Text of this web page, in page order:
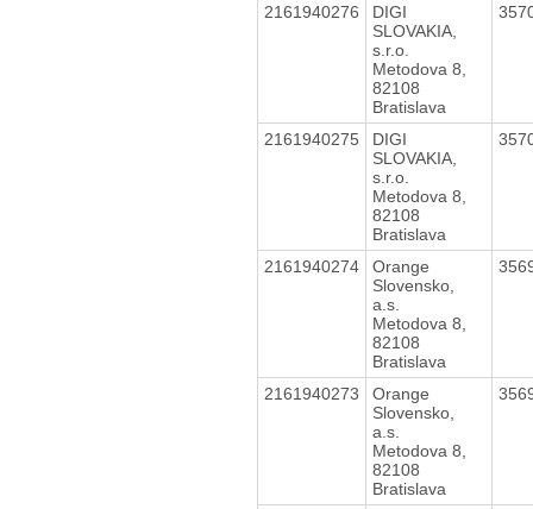
2161940276
DIGI
SLOVAKIA,
s.r.o.
Metodova 8,
82108
Bratislava
2161940275
DIGI
SLOVAKIA,
s.r.o.
Metodova 8,
82108
Bratislava
2161940274
Orange
Slovensko,
a.s.
Metodova 8,
82108
Bratislava
2161940273
Orange
Slovensko,
a.s.
Metodova 8,
82108
Bratislava